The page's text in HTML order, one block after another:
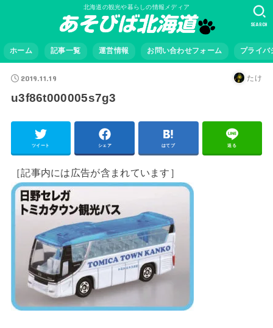
北海道の観光や暮らしの情報メディア
ホーム 記事一覧 運営情報 お問い合わせフォーム プライバ
SEARCH
2019.11.19 たけ
u3f86t000005s7g3
ツイート シェア はてブ 送る
［記事内には広告が含まれています］